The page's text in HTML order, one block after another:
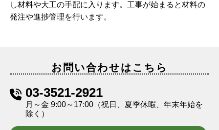
し材料や大工の手配に入ります。工事が始まると材料の
発注や進捗管理を行います。
お問い合わせはこちら
03-3521-2921
月～金 9:00～17:00（祝日、夏季休暇、年末年始を
除く）